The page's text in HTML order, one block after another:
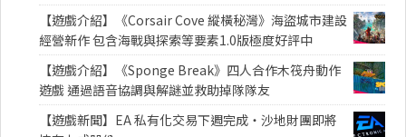
【遊戲介紹】《Corsair Cove 縱橫秘灣》海盜城市建設
經營新作 包含海戰與探索等要素1.0版極度好評中
【遊戲介紹】《Sponge Break》四人合作木筏舟動作
遊戲 通過語音協調與解謎並救助掉隊隊友
【遊戲新聞】EA 私有化交易下週完成・沙地財團即將